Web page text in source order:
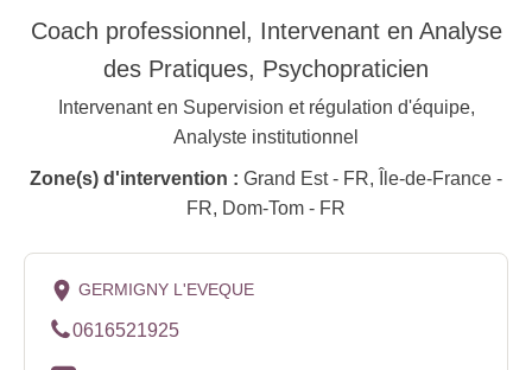
Coach professionnel, Intervenant en Analyse
des Pratiques, Psychopraticien
Intervenant en Supervision et régulation d'équipe,
Analyste institutionnel
Zone(s) d'intervention : Grand Est - FR, Île-de-France -
FR, Dom-Tom - FR
GERMIGNY L'EVEQUE
0616521925